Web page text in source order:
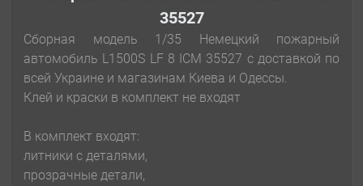
35527
Сборная модель 1/35 Немецкий пожарный
автомобиль L1500S LF 8 ICM 35527 с доставкой по
всей Украине и магазинам Киева и Одессы.
Клей и краски в комплект не входят
В комплект входят:
литники с деталями,
прозрачные детали,